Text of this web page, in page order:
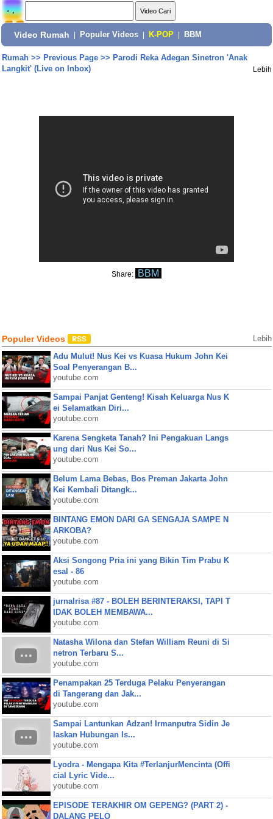
Video Rumah Populer Videos K-POP BBM
Rumah>> Previous Page>> Parodi Reka Adegan Sinetron 'Anak
Langkit' (Live on Inbox)
Lebih
Share: BBM
Populer Videos Lebih
Adu Mulut! Nus Kei vs Kuasa Hukum John Kei
Soal Penyerangan B...
youtube.com
Sampai Panjat Genteng! Kisah Keluarga Nus K
ei Selamatkan Diri...
youtube.com
Karena Sengketa Tanah? Ini Pengakuan Langs
ung dari Nus Kei So...
youtube.com
Belum Lama Bebas, Bos Preman Jakarta John
Kei Kembali Ditangk...
youtube.com
BINTANG EMON DARI GA SENGAJA SAMPE N
ARKOBA?
youtube.com
Aksi Songong Pria ini yang Bikin Tim Prabu K
esal - 86
youtube.com
jurnalrisa #87 - BOLEH BERINTERAKSI, TAPI T
IDAK BOLEH MEMBAWA...
youtube.com
Natasha Wilona dan Stefan William Reuni di Si
netron Terbaru S...
youtube.com
Penampakan 25 Terduga Pelaku Penyerangan
di Tangerang dan Jak...
youtube.com
Sampai Lantunkan Adzan! Irmanputra Sidin Je
laskan Hubungan Is...
youtube.com
Lyodra - Mengapa Kita #TerlanjurMencinta (Offi
cial Lyric Vide...
youtube.com
EPISODE TERAKHIR OM GEPENG? (PART 2) -
DALANG PELO